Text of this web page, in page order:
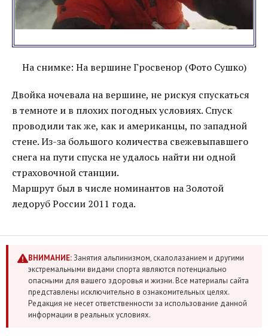
На снимке: На вершине Гросвенор (Фото Сушко)
Двойка ночевала на вершине, не рискуя спускаться
в темноте и в плохих погодных условиях. Спуск
проводили так же, как и американцы, по западной
стене. Из-за большого количества свежевыпавшего
снега на пути спуска не удалось найти ни одной
страховочной станции.
Маршрут был в числе номинантов на Золотой
ледоруб России 2011 года.
ВНИМАНИЕ:Занятия альпинизмом, скалолазанием и другими
экстремальными видами спорта являются потенциально
опасными для вашего здоровья и жизни. Все материалы сайта
представлены исключительно в ознакомительных целях.
Редакция не несет ответственности за использование данной
информации в реальных условиях.